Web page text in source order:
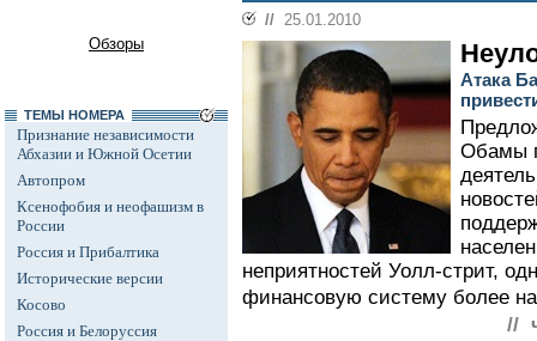
Обзоры
ТЕМЫ НОМЕРА
Признание независимости
Абхазии и Южной Осетии
Автопром
Ксенофобия и неофашизм в
России
Россия и Прибалтика
Исторические версии
Косово
Россия и Белоруссия
// 25.01.2010
Атака
Обамы
неприятностей Уолл-стрит,
финансовую систему более
//